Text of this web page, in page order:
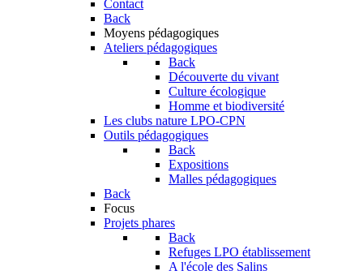
Contact
Back
Moyens pédagogiques
Ateliers pédagogiques
Back
Découverte du vivant
Culture écologique
Homme et biodiversité
Les clubs nature LPO-CPN
Outils pédagogiques
Back
Expositions
Malles pédagogiques
Back
Focus
Projets phares
Back
Refuges LPO établissement
A l'école des Salins